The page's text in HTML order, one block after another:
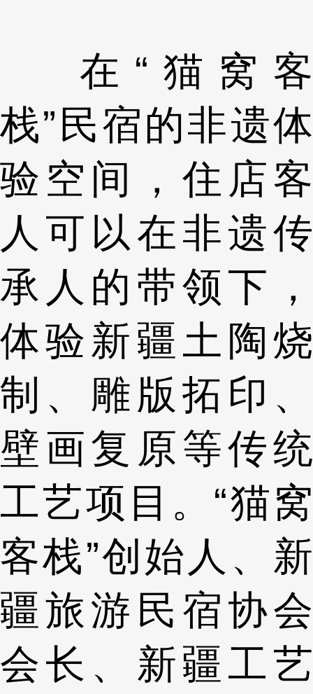
在“猫窝客
栈”民宿的非遗体
验空间，住店客
人可以在非遗传
承人的带领下，
体验新疆土陶烧
制、雕版拓印、
壁画复原等传统
工艺项目。“猫窝
客栈”创始人、新
疆旅游民宿协会
会长、新疆工艺